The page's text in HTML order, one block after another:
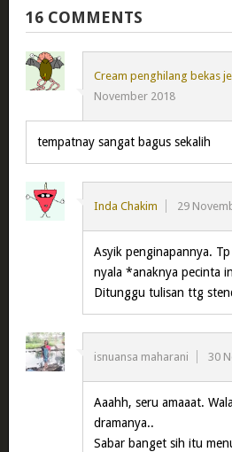
16 COMMENTS
Cream penghilang bekas
November 2018
tempatnay sangat bagus sekalih
Inda Chakim 29
Asyik penginapannya.
nyala *anaknya pecinta
Ditunggu tulisan ttg
isnuansa maharani 30
Aaahh, seru amaaat.
dramanya..
Sabar banget sih itu